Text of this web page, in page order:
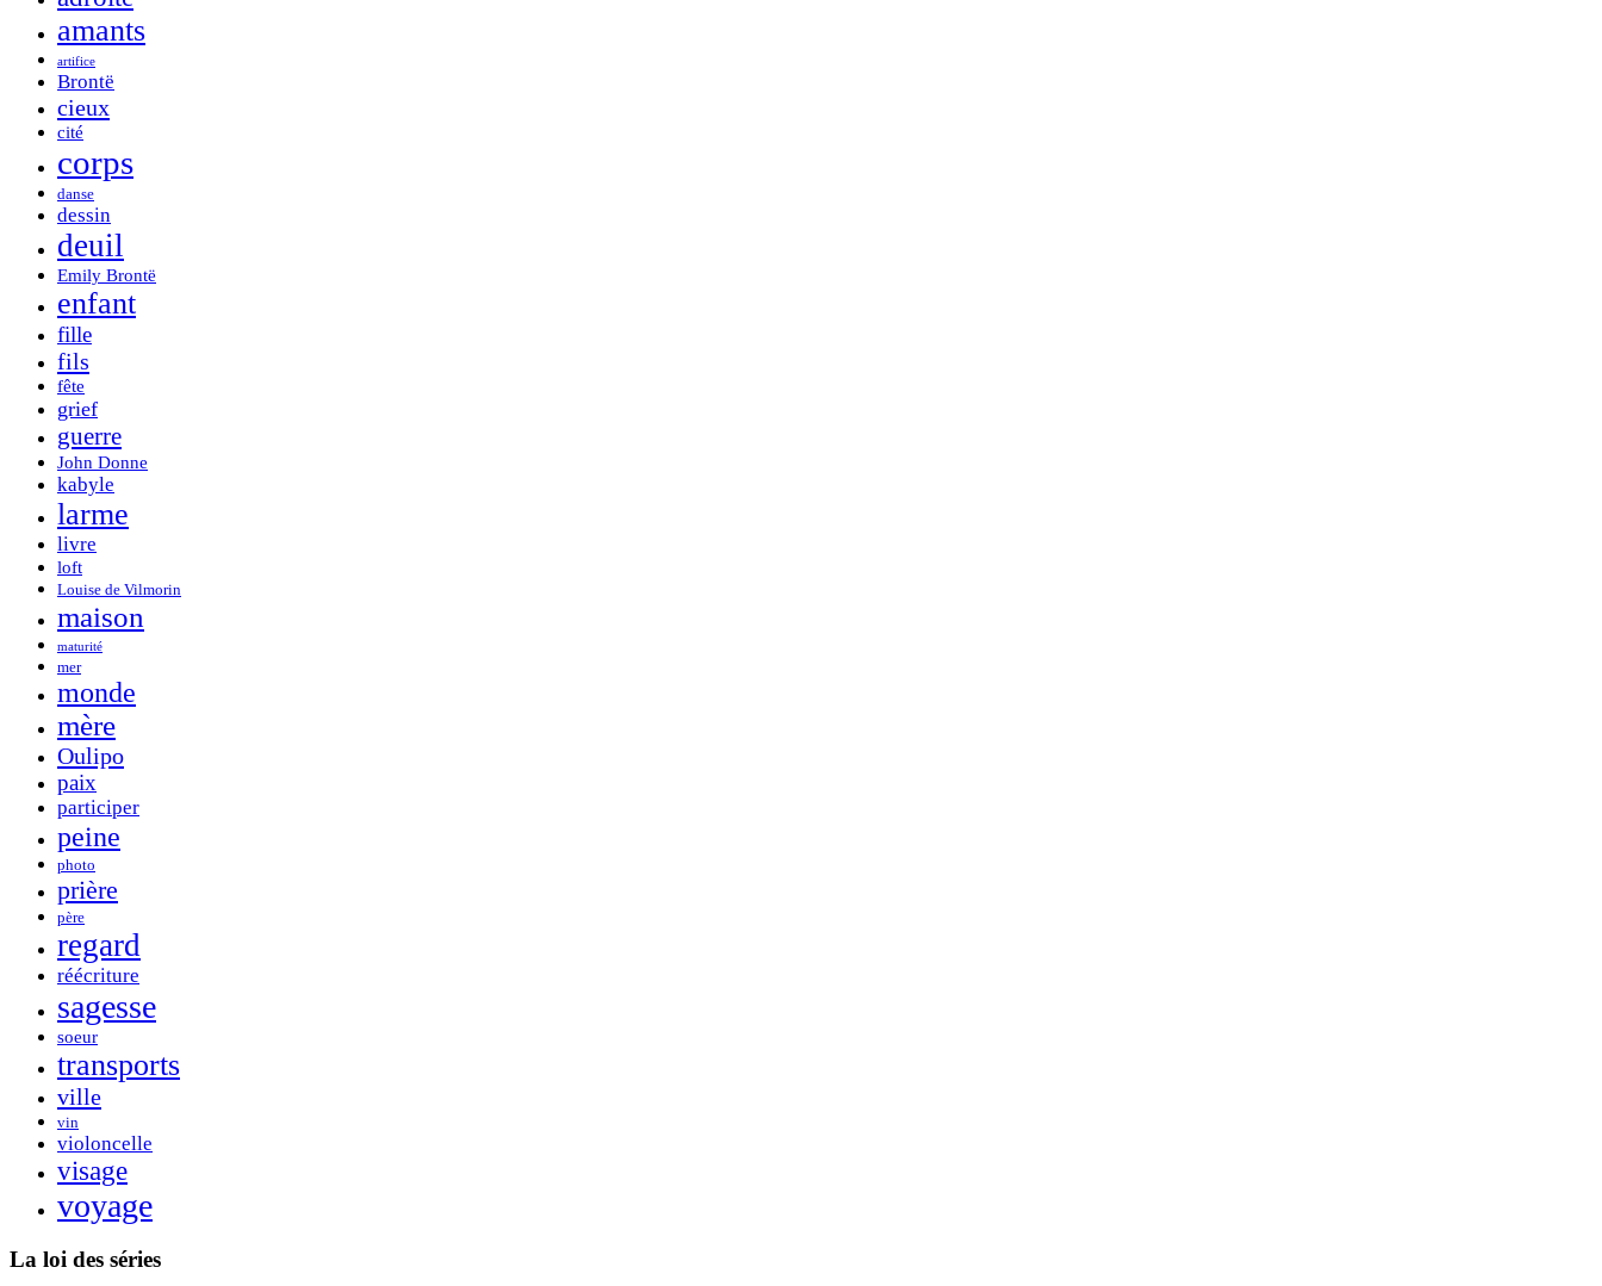
amants
artifice
Brontë
cieux
cité
corps
danse
dessin
deuil
Emily Brontë
enfant
fille
fils
fête
grief
guerre
John Donne
kabyle
larme
livre
loft
Louise de Vilmorin
maison
maturité
mer
monde
mère
Oulipo
paix
participer
peine
photo
prière
père
regard
réécriture
sagesse
soeur
transports
ville
vin
violoncelle
visage
voyage
La loi des séries